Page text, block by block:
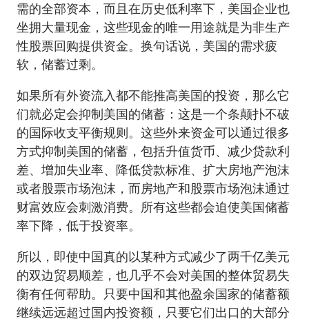
需的全部资本，而且在历史低利率下，美国企业也
坐拥大量现金，这些现金的唯一用途就是为非生产
性股票回购提供资金。换句话说，美国的需求疲
软，储蓄过剩。
如果所有外资流入都不能推高美国的投资，那么它
们就必定会抑制美国的储蓄：这是一个条颠扑不破
的国际收支平衡规则。这些外来资金可以通过很多
方式抑制美国的储蓄，包括升值货币、减少贷款利
差、增加失业率、降低贷款标准、扩大房地产泡沫
或者股票市场泡沫，而房地产和股票市场泡沫通过
财富效应会刺激消费。所有这些都会迫使美国储蓄
率下降，低于投资率。
所以，即使中国真的以某种方式减少了两千亿美元
的双边贸易顺差，也几乎不会对美国的整体贸易失
衡有任何帮助。只要中国和其他盈余国家的储蓄额
继续远远超过国内投资额，只要它们出口的大部分